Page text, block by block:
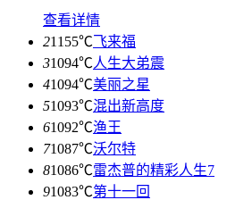
查看详情
21155℃飞来福
31094℃人生大弟震
41094℃美丽之星
51093℃混出新高度
61092℃渔王
71087℃沃尔特
81086℃雷杰普的精彩人生7
91083℃第十一回